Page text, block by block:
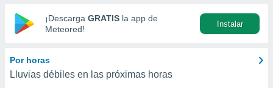
y
digital
basada
¡Descarga GRATIS la app de
Meteored!
Instalar
Por horas
Lluvias débiles en las próximas horas